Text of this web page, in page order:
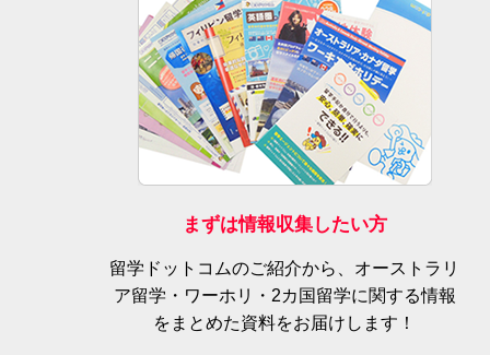
まずは情報収集したい方
留学ドットコムのご紹介から、オーストラリ
ア留学・ワーホリ・2カ国留学に関する情報
をまとめた資料をお届けします！